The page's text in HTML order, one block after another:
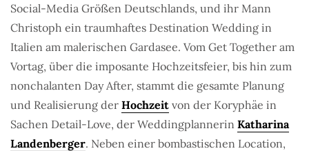
Social-Media Größen Deutschlands, und ihr Mann
Christoph ein traumhaftes Destination Wedding in
Italien am malerischen Gardasee. Vom Get Together am
Vortag, über die imposante Hochzeitsfeier, bis hin zum
nonchalanten Day After, stammt die gesamte Planung
und Realisierung der Hochzeit von der Koryphäe in
Sachen Detail-Love, der Weddingplannerin Katharina
Landenberger. Neben einer bombastischen Location,